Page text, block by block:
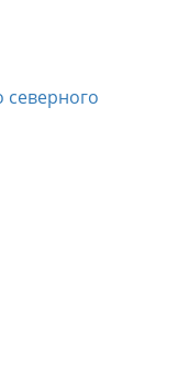
северного